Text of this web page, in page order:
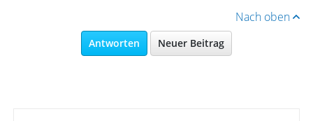
Nach oben
Antworten Neuer Beitrag